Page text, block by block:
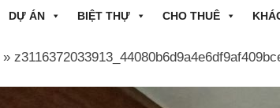
DỰ ÁN BIỆT THỰ CHO THUÊ
»